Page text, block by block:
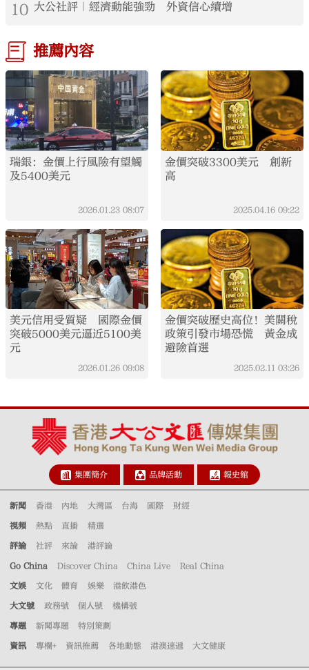
10 大公社評｜經濟動能強勁 外資信心續增
推薦內容
瑞銀：金價上行風險有望觸
及5400美元
2026.01.23 08:07
金價突破3300美元 創新
高
2025.04.16 09:22
美元信用受質疑 國際金價
突破5000美元逼近5100美
元
2026.01.26 09:08
金價突破歷史高位！美關稅
政策引發市場恐慌 黃金成
避險首選
2025.02.11 03:26
集團簡介 品牌活動 報史館
新聞 香港 內地 大灣區 台海 國際 財經
視頻 熱點 直播 精選
評論 社評 來論 港評論
Go China Discover China China Live Real China
文娛 文化 體育 娛樂 港飲港色
大文號 政務號 個人號 機構號
專題 新聞專題 特別策劃
資訊 專欄+ 資訊推薦 各地動態 港澳速遞 大文健康